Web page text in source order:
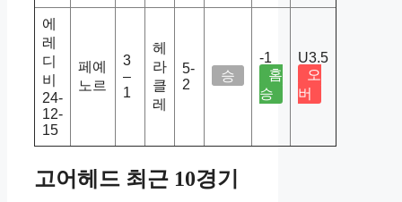
에
레
디
비
24-
12-
15
페예
노르
3
–
1
헤
라
클
레
5-
2
승
-1
홈
승
U3.5
오
버
고어헤드 최근 10경기